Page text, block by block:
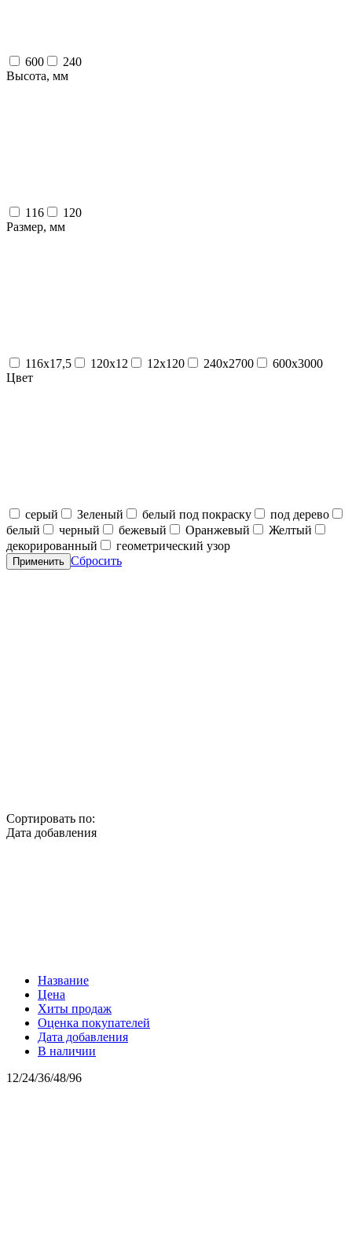
600
240
Высота, мм
116
120
Размер, мм
116х17,5 120х12 12х120 240х2700
600х3000
Цвет
серый Зеленый белый под покраску
под дерево
белый
черный бежевый Оранжевый
Желтый
декорированный
геометрический узор
Применить Сбросить
Сортировать по:
Дата добавления
Название
Цена
Хиты продаж
Оценка покупателей
Дата добавления
В наличии
12/24/36/48/96